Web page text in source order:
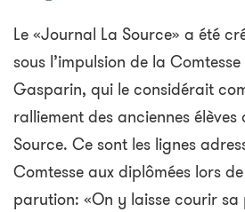
Le «Journal La Source» a été
sous l’impulsion de la
Gasparin, qui le considérait
ralliement des anciennes élèves
Source. Ce sont les lignes
Comtesse aux diplômées lors
parution: «On y laisse courir